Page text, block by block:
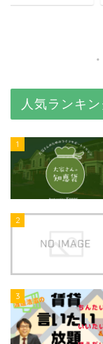
人気ランキ
1
2
3